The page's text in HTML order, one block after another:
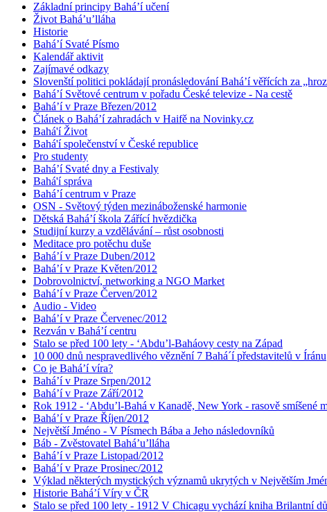
Základní principy Bahá’í učení
Život Bahá’u’lláha
Historie
Bahá’í Svaté Písmo
Kalendář aktivit
Zajímavé odkazy
Slovenští politici pokládají pronásledování Bahá’í věřících za
Bahá’í Světové centrum v pořadu České televize - Na cestě
Bahá’í v Praze Březen/2012
Článek o Bahá’í zahradách v Haifě na Novinky.cz
Bahá'í Život
Bahá'í společenství v České republice
Pro studenty
Bahá’í Svaté dny a Festivaly
Bahá'í správa
Bahá’í centrum v Praze
OSN - Světový týden mezináboženské harmonie
Dětská Bahá’í škola Zářící hvězdička
Studijní kurzy a vzdělávání – růst osobnosti
Meditace pro potěchu duše
Bahá’í v Praze Duben/2012
Bahá’í v Praze Květen/2012
Dobrovolnictví, networking a NGO Market
Bahá’í v Praze Červen/2012
Audio - Video
Bahá’í v Praze Červenec/2012
Rezván v Bahá’í centru
Stalo se před 100 lety - ‘Abdu’l-Baháovy cesty na Západ
10 000 dnů nespravedlivého věznění 7 Bahá´í představitelů v Íránu
Co je Bahá’í víra?
Bahá’í v Praze Srpen/2012
Bahá’í v Praze Září/2012
Rok 1912 - ‘Abdu’l-Bahá v Kanadě, New York - rasově smíšené
Bahá’í v Praze Říjen/2012
Největší Jméno - V Písmech Bába a Jeho následovníků
Báb - Zvěstovatel Bahá’u’lláha
Bahá’í v Praze Listopad/2012
Bahá’í v Praze Prosinec/2012
Výklad některých mystických významů ukrytých v Největším
Historie Bahá’í Víry v ČR
Stalo se před 100 lety - 1912 V Chicagu vychází kniha Brilantní